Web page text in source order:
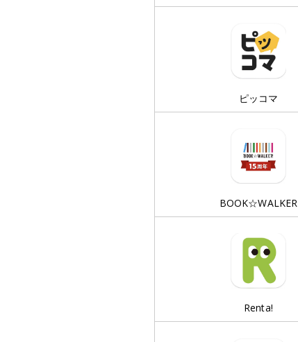
ピッコマ
BOOK☆WALKER
Renta!